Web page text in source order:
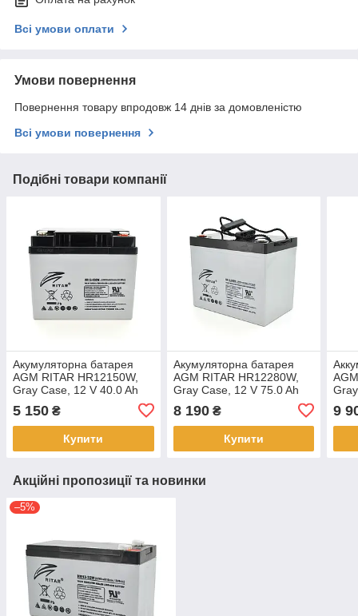
Всі умови оплати
Умови повернення
Повернення товару впродовж 14 днів за домовленістю
Всі умови повернення
Подібні товари компанії
Акумуляторна батарея
AGM RITAR HR12150W,
Gray Case, 12 V 40.0 Ah
12.40kg Q1/48
5 150 ₴
Купити
Акумуляторна батарея
AGM RITAR HR12280W,
Gray Case, 12 V 75.0 Ah
24.80kg Q1
8 190₴
Купити
9
Акційні пропозиції та новинки
–5%